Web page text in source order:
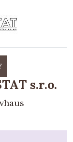
s.r.o.